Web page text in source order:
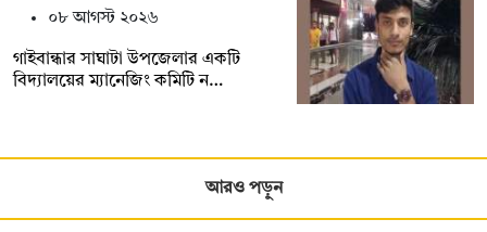
০৮ আগস্ট ২০২৬
গাইবান্ধার সাঘাটা উপজেলার একটি
বিদ্যালয়ের ম্যানেজিং কমিটি ন…
আরও পড়ুন